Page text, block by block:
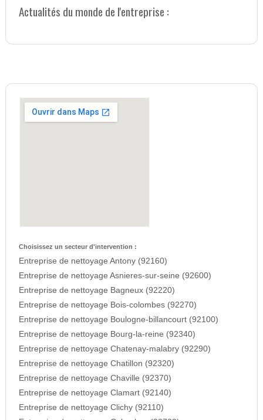
Actualités du monde de l'entreprise :
Choisissez un secteur d'intervention :
Entreprise de nettoyage Antony (92160)
Entreprise de nettoyage Asnieres-sur-seine (92600)
Entreprise de nettoyage Bagneux (92220)
Entreprise de nettoyage Bois-colombes (92270)
Entreprise de nettoyage Boulogne-billancourt (92100)
Entreprise de nettoyage Bourg-la-reine (92340)
Entreprise de nettoyage Chatenay-malabry (92290)
Entreprise de nettoyage Chatillon (92320)
Entreprise de nettoyage Chaville (92370)
Entreprise de nettoyage Clamart (92140)
Entreprise de nettoyage Clichy (92110)